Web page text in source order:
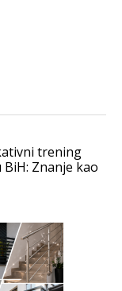
trening
Znanje kao